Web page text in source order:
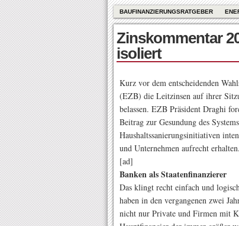
BAUFINANZIERUNGSRATGEBER
Zinskommentar
isoliert
Kurz vor dem entscheidenden
(EZB) die Leitzinsen auf ihrer
belassen. EZB Präsident Draghi
Beitrag zur Gesundung des
Haushaltssanierungsinitiativen
und Unternehmen aufrecht erhalten.
[ad]
Banken als Staatenfinanzierer
Das klingt recht einfach und
haben in den vergangenen zwei
nicht nur Private und Firmen mit